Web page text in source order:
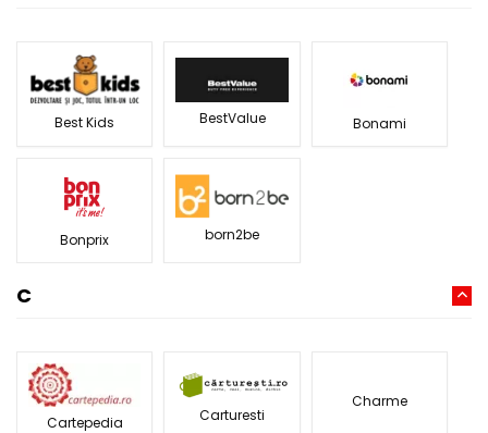
Best Kids BestValue Bonami
Bonprix born2be
C
Cartepedia Carturesti
Charme